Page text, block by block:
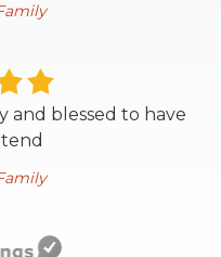
and blessed to have